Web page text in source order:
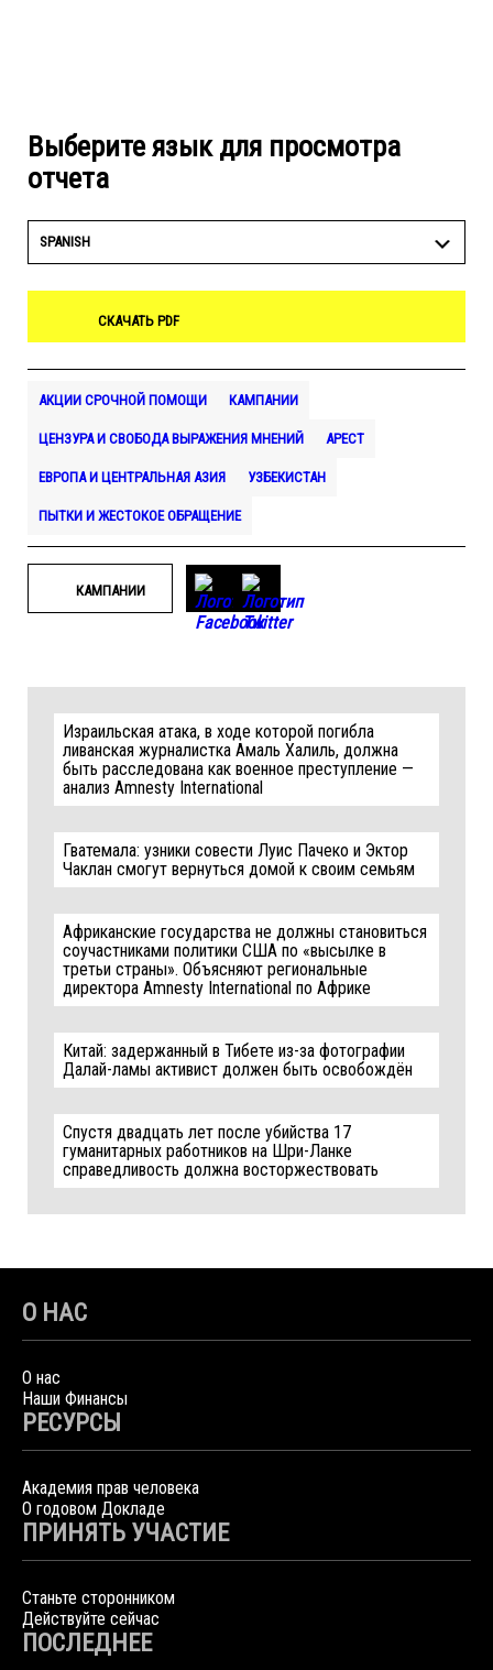
Выберите язык для просмотра
отчета
SPANISH
СКАЧАТЬ PDF
АКЦИИ СРОЧНОЙ ПОМОЩИ КАМПАНИИ
ЦЕНЗУРА И СВОБОДА ВЫРАЖЕНИЯ МНЕНИЙ АРЕСТ
ЕВРОПА И ЦЕНТРАЛЬНАЯ АЗИЯ УЗБЕКИСТАН
ПЫТКИ И ЖЕСТОКОЕ ОБРАЩЕНИЕ
КАМПАНИИ
Израильская атака, в ходе которой погибла
ливанская журналистка Амаль Халиль, должна
быть расследована как военное преступление —
анализ Amnesty International
Гватемала: узники совести Луис Пачеко и Эктор
Чаклан смогут вернуться домой к своим семьям
Африканские государства не должны становиться
соучастниками политики США по «высылке в
третьи страны». Объясняют региональные
директора Amnesty International по Африке
Китай: задержанный в Тибете из-за фотографии
Далай-ламы активист должен быть освобождён
Спустя двадцать лет после убийства 17
гуманитарных работников на Шри-Ланке
справедливость должна восторжествовать
О НАС
О нас
Наши Финансы
РЕСУРСЫ
Академия прав человека
О годовом Докладе
ПРИНЯТЬ УЧАСТИЕ
Станьте сторонником
Действуйте сейчас
ПОСЛЕДНЕЕ